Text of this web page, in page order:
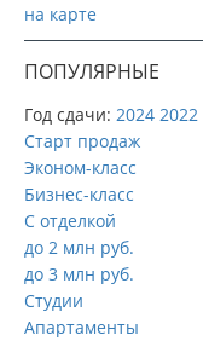
на карте
ПОПУЛЯРНЫЕ
Год сдачи: 2024 2022
Старт продаж
Эконом-класс
Бизнес-класс
С отделкой
до 2 млн руб.
до 3 млн руб.
Студии
Апартаменты